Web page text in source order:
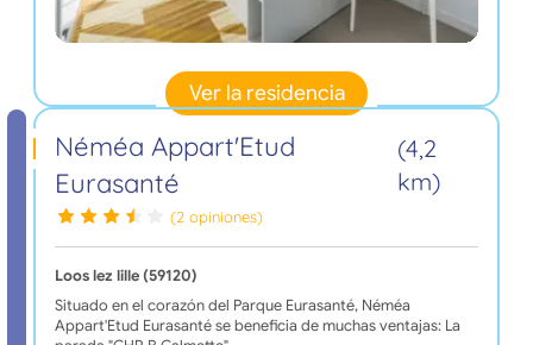
Ver la residencia
Néméa Appart'Etud
Eurasanté
(4,2
km)
(2 opiniones)
Loos lez lille (59120)
Situado en el corazón del Parque Eurasanté, Néméa
Appart'Etud Eurasanté se beneficia de muchas ventajas: La